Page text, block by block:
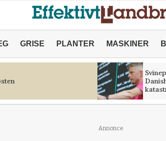
GRISE PLANTER MASKINER
Annonce